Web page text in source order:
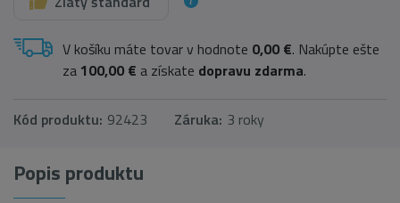
V košíku máte tovar v hodnote 0,00 €. Nakúpte ešte
za 100,00 € a získate dopravu zdarma.
Kód produktu: 92423 Záruka: 3 roky
Popis produktu